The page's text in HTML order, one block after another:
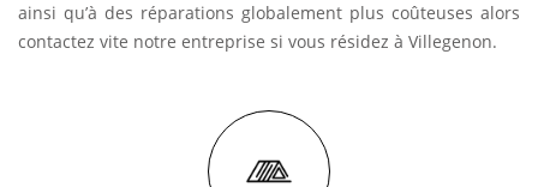
ainsi qu’à des réparations globalement plus coûteuses alors
contactez vite notre entreprise si vous résidez à Villegenon.